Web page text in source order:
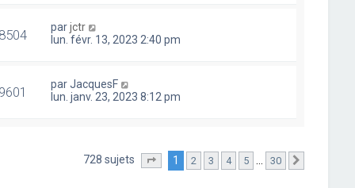
parjctr
lun. févr. 13, 2023 2:40 pm
parJacquesF
lun. janv. 23, 2023 8:12 pm
728 sujets Page sur 30
1 2 3 4 5 … 30